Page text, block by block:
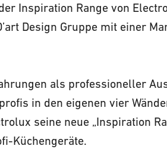
Inspiration Range von
Design Gruppe mit einer
als professioneller
in den eigenen vier
seine neue „Inspiration
Küchengeräte.